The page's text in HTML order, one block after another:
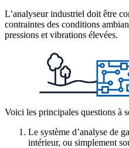
L’analyseur industriel doit être
contraintes des conditions
pressions et vibrations élevées.
Voici les principales questions à
Le système d’analyse de
intérieur, ou simplement